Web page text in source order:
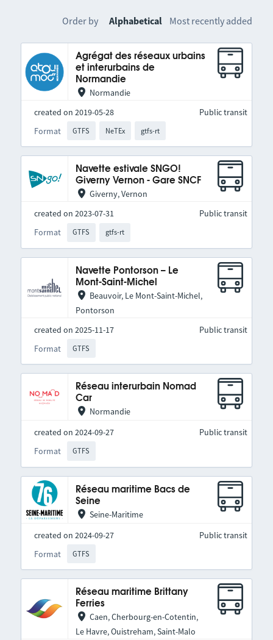
Order by Alphabetical Most recently added
Agrégat des réseaux urbains
et interurbains de
Normandie
Normandie
created on 2019-05-28
Format
GTFS NeTEx gtfs-rt
Public transit
Navette estivale SNGO!
Giverny Vernon - Gare SNCF
Giverny, Vernon
created on 2023-07-31
Format
GTFS gtfs-rt
Public transit
Navette Pontorson – Le
Mont-Saint-Michel
Beauvoir, Le Mont-Saint-Michel,
Pontorson
created on 2025-11-17
Format
GTFS
Public transit
Réseau interurbain Nomad
Car
Normandie
created on 2024-09-27
Format
GTFS
Public transit
Réseau maritime Bacs de
Seine
Seine-Maritime
created on 2024-09-27
Format
GTFS
Public transit
Réseau maritime Brittany
Ferries
Caen, Cherbourg-en-Cotentin,
Le Havre, Ouistreham, Saint-Malo